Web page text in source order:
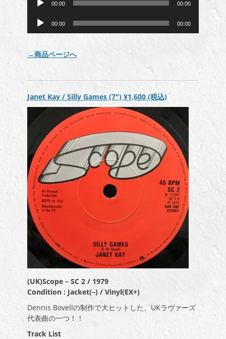
ー
00:00 00:00
ー
ー
00:00 00:00
→商品ページへ
Janet Kay / Silly Games (7″) ¥1,600 (税込)
(UK)Scope – SC 2 / 1979
Condition : Jacket(–) / Vinyl(EX+)
Dennis Bovellの制作で大ヒットした、UKラヴァーズ
代表曲の一つ！！
Track List